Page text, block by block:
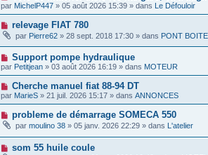
g
e
s
s
a
g
e
a
e
s
s
a
g
e
o
u
e
a
u
m
e
s
s
a
g
e
par MichelP447 » 05 août 2026 15:39 » dans Le Défouloir
N
u
v
e
a
u
m
e
s
s
a
g
relevage FIAT 780
par Pierre62 » 28 sept. 2018 17:30 » dans PONT
N
o
e
a
u
m
e
s
s
a
Support pompe hydraulique
par Petitjean » 03 août 2026 16:19 » dans MOTEUR
N
o
a
e
Cherche manuel fiat 88-94 DT
par MarieS » 21 juil. 2026 15:17 » dans ANNONCES
N
o
u
v
e
probleme de démarrage SOMECA 550
par moulino 38 » 05 janv. 2026 22:29 » dans L'atelier
Nsom 55 huile coule